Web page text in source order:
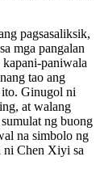
pagsasaliksik,
mga pangalan
paniwala
tao ang
ito. Ginugol ni
at walang
ng buong
na simbolo ng
ni Chen Xiyi sa